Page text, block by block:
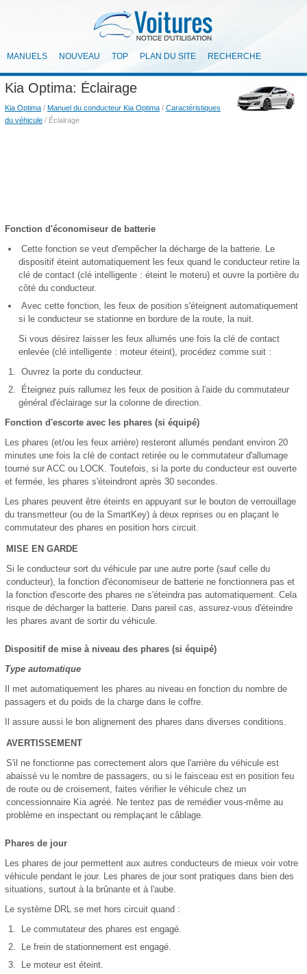
MANUELS NOUVEAU TOP PLAN DU SITE RECHERCHE
Kia Optima: Éclairage
Kia Optima / Manuel du conducteur Kia Optima / Caractéristiques
du véhicule / Éclairage
Fonction d'économiseur de batterie
Cette fonction se veut d'empêcher la décharge de la batterie. Le
dispositif éteint automatiquement les feux quand le conducteur retire la
clé de contact (clé intelligente : éteint le moteru) et ouvre la portière du
côté du conducteur.
Avec cette fonction, les feux de position s'éteignent automatiquement
si le conducteur se stationne en bordure de la route, la nuit.
Si vous désirez laisser les feux allumés une fois la clé de contact
enlevée (clé intelligente : moteur éteint), procédez comme suit :
Ouvrez la porte du conducteur.
Éteignez puis rallumez les feux de position à l'aide du commutateur
général d'éclairage sur la colonne de direction.
Fonction d'escorte avec les phares (si équipé)
Les phares (et/ou les feux arrière) resteront allumés pendant environ 20
minutes une fois la clé de contact retirée ou le commutateur d'allumage
tourné sur ACC ou LOCK. Toutefois, si la porte du conducteur est ouverte
et fermée, les phares s'éteindront après 30 secondes.
Les phares peuvent être éteints en appuyant sur le bouton de verrouillage
du transmetteur (ou de la SmartKey) à deux reprises ou en plaçant le
commutateur des phares en position hors circuit.
MISE EN GARDE
Si le conducteur sort du véhicule par une autre porte (sauf celle du
conducteur), la fonction d'économiseur de batterie ne fonctionnera pas et
la fonction d'escorte des phares ne s'éteindra pas automatiquement. Cela
risque de décharger la batterie. Dans pareil cas, assurez-vous d'éteindre
les phares avant de sortir du véhicule.
Dispositif de mise à niveau des phares (si équipé)
Type automatique
Il met automatiquement les phares au niveau en fonction du nombre de
passagers et du poids de la charge dans le coffre.
Il assure aussi le bon alignement des phares dans diverses conditions.
AVERTISSEMENT
S'il ne fonctionne pas correctement alors que l'arrière du véhicule est
abaissé vu le nombre de passagers, ou si le faisceau est en position feu
de route ou de croisement, faites vérifier le véhicule chez un
concessionnaire Kia agréé. Ne tentez pas de remédier vous-même au
problème en inspectant ou remplaçant le câblage.
Phares de jour
Les phares de jour permettent aux autres conducteurs de mieux voir votre
véhicule pendant le jour. Les phares de jour sont pratiques dans bien des
situations, surtout à la brûnante et à l'aube.
Le système DRL se met hors circuit quand :
Le commutateur des phares est engagé.
Le frein de stationnement est engagé.
Le moteur est éteint.